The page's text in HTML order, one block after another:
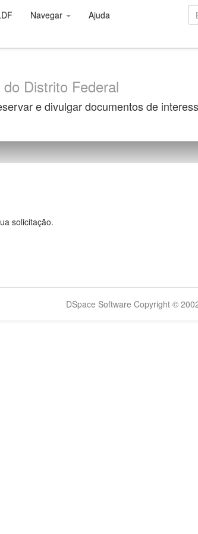
Navegar Ajuda
Distrito Federal
e divulgar documentos de
solicitação.
DSpace Software Copyright ©